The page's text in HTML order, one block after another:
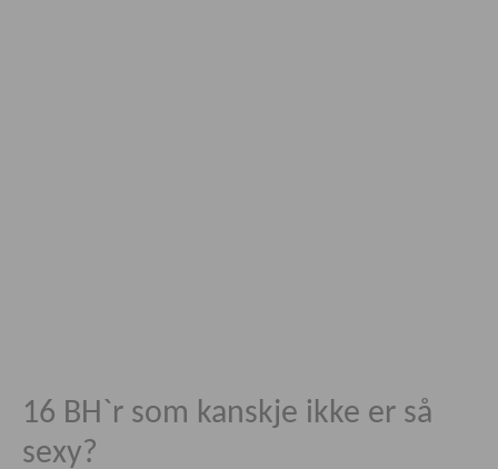
16 BH`r som kanskje ikke er så
sexy?